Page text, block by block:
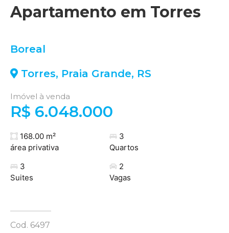
Apartamento em Torres
Boreal
Torres, Praia Grande, RS
Imóvel à venda
R$ 6.048.000
168.00 m²
área privativa
3
Quartos
3
Suites
2
Vagas
Cod. 6497